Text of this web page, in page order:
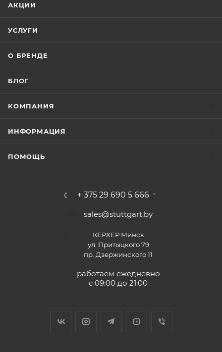
АКЦИИ
УСЛУГИ
О БРЕНДЕ
БЛОГ
КОМПАНИЯ
ИНФОРМАЦИЯ
ПОМОЩЬ
+ 375 29 690 5 666
sales@stuttgart.by
КЕРХЕР Минск
ул. Притыцкого 79
пр. Дзержинского 11
работаем ежедневно
с 09:00 до 21:00